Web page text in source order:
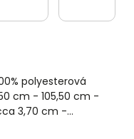
polyesterová
cm - 105,50 cm -
3,70 cm -…